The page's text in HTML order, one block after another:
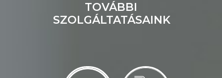
TOVÁBBI
SZOLGÁLTATÁSAINK